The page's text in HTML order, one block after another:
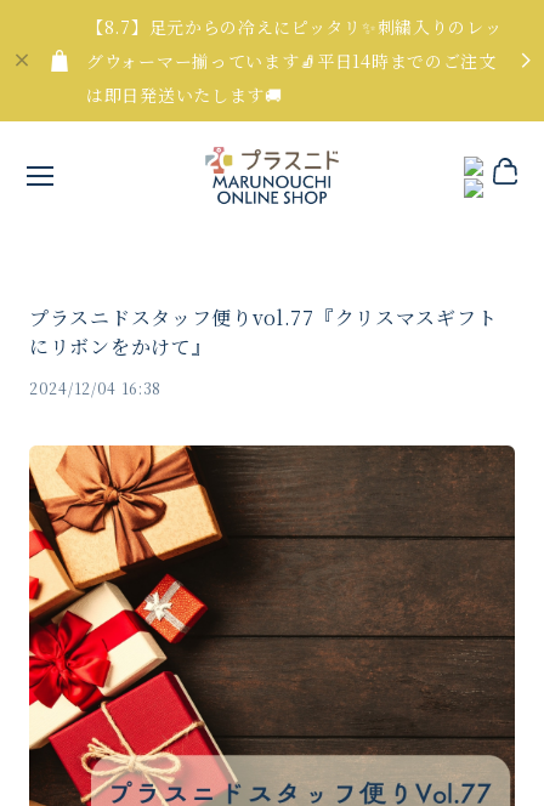
【8.7】足元からの冷えにピッタリ✨刺繍入りのレッ
グウォーマー揃っています🧦平日14時までのご注文
は即日発送いたします🚚
プラスニドスタッフ便りvol.77『クリスマスギフト
にリボンをかけて』
2024/12/04 16:38